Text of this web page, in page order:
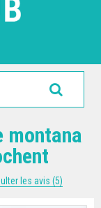
montana
les avis (5)